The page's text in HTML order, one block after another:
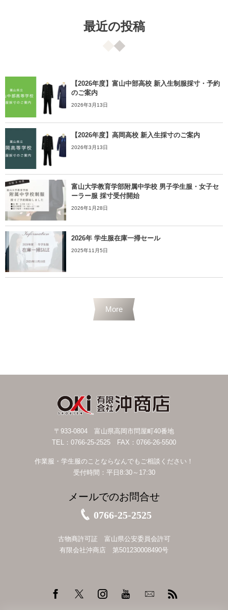
最近の投稿
【2026年度】富山中部高校 新入生制服採寸・予約
のご案内
2026年3月13日
【2026年度】高岡高校 新入生採寸のご案内
2026年3月13日
富山大学教育学部附属中学校 男子学生服・女子セ
ーラー服 採寸受付開始
2026年1月28日
2026年 学生服在庫一掃セール
2025年11月5日
More
〒933-0804 富山県高岡市問屋町40番地
TEL：0766-25-2525 FAX：0766-26-5500
作業服・学生服のことならなんでもご相談ください！
受付時間：平日8:30～17:30
メールでのお問合せ
0766-25-2525
古物商許可証 富山県公安委員会許可
有限会社沖商店 第501230008490号